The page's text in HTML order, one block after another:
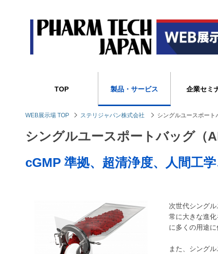
TOP 製品・サービス 企業セミ
WEB展示場 TOP ステリジャパン株式会社 シングルユースポー
シングルユースポートバッグ（
cGMP 準拠、超清浄度、人間工
次世代シング
常に大きな進
に多くの用途
また、シング